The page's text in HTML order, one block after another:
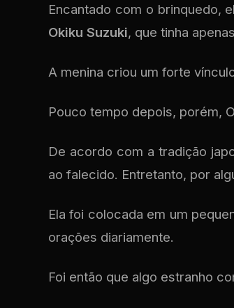
Encantado com o brinquedo,
Okiku Suzuki, que tinha
A menina criou um forte
Pouco tempo depois, porém,
De acordo com a tradição
ao falecido. Entretanto, por
Ela foi colocada em um
orações diariamente.
Foi então que algo estranho